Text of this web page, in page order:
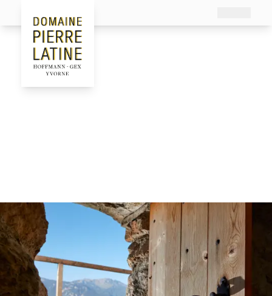
Le Clos du Crosex Grillé
De César à Churchill
Bien sûr, il y a le